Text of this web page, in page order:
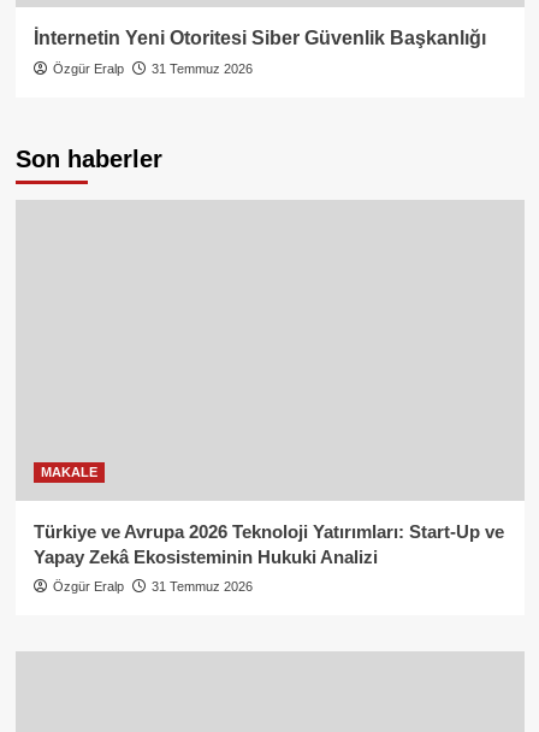
İnternetin Yeni Otoritesi Siber Güvenlik Başkanlığı
Özgür Eralp 31 Temmuz 2026
Son haberler
MAKALE
Türkiye ve Avrupa 2026 Teknoloji Yatırımları: Start-Up ve
Yapay Zekâ Ekosisteminin Hukuki Analizi
Özgür Eralp 31 Temmuz 2026